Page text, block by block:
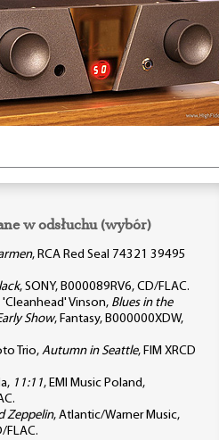
w odsłuchu (wybór)
, RCA Red Seal 74321 39495
, SONY, B000089RV6, CD/FLAC.
'Cleanhead' Vinson, Blues in the
Show, Fantasy, B000000XDW,
Trio,Autumn in Seattle, FIM XRCD
11:11, EMI Music Poland,
Zeppelin, Atlantic/Warner Music,
FLAC.